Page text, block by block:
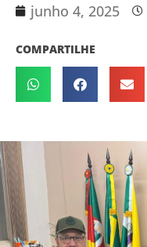
junho 4, 2025
COMPARTILHE